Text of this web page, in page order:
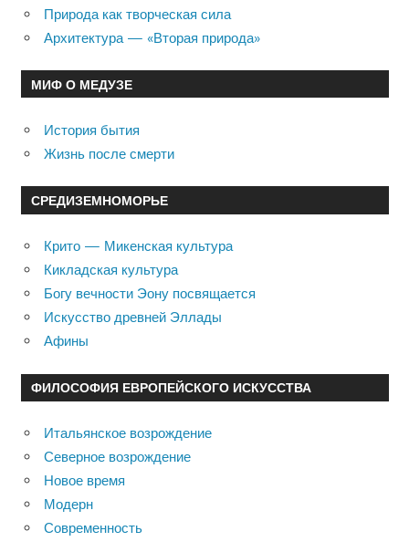
Природа как творческая сила
Архитектура — «Вторая природа»
МИФ О МЕДУЗЕ
История бытия
Жизнь после смерти
СРЕДИЗЕМНОМОРЬЕ
Крито — Микенская культура
Кикладская культура
Богу вечности Эону посвящается
Искусство древней Эллады
Афины
ФИЛОСОФИЯ ЕВРОПЕЙСКОГО ИСКУССТВА
Итальянское возрождение
Северное возрождение
Новое время
Модерн
Современность